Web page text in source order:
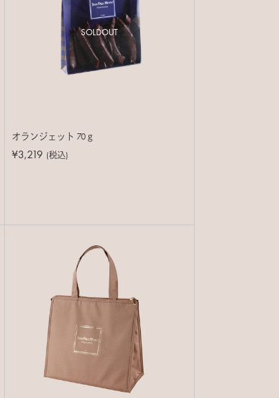
SOLDOUT
オランジェット 70ｇ
¥3,219 (税込)